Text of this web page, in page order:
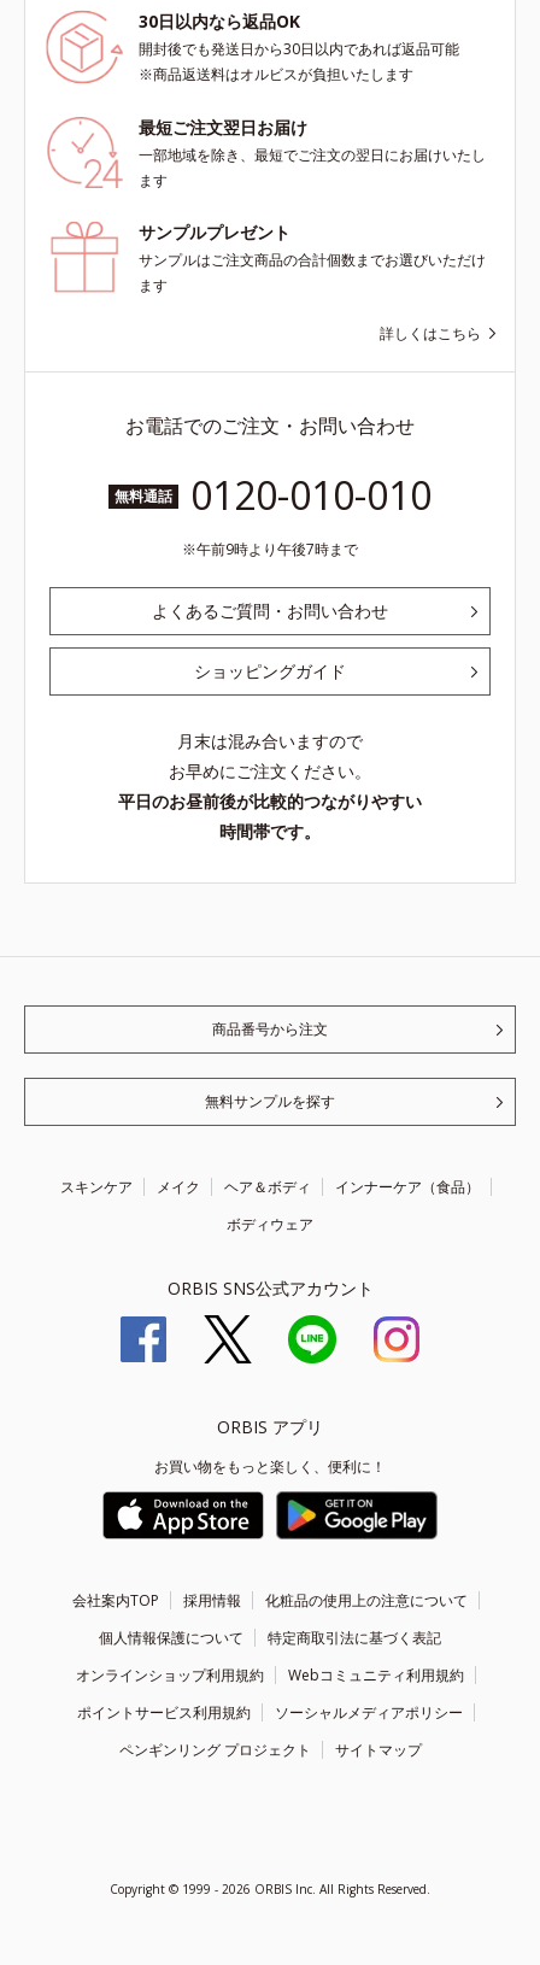
30日以内なら返品OK
開封後でも発送日から30日以内であれば返品可能
※商品返送料はオルビスが負担いたします
最短ご注文翌日お届け
一部地域を除き、最短でご注文の翌日にお届けいたし
ます
サンプルプレゼント
サンプルはご注文商品の合計個数までお選びいただけ
ます
詳しくはこちら
お電話でのご注文・お問い合わせ
無料通話 0120-010-010
午前9時より午後7時まで
よくあるご質問・お問い合わせ
ショッピングガイド
月末は混み合いますので
お早めにご注文ください。
平日のお昼前後が比較的つながりやすい
時間帯です。
商品番号から注文
無料サンプルを探す
スキンケア メイク ヘア＆ボディ
インナーケア（食品）
ボディウェア
ORBIS SNS公式アカウント
ORBIS アプリ
お買い物をもっと楽しく、便利に！
会社案内TOP 採用情報
化粧品の使用上の注意について
個人情報保護について
特定商取引法に基づく表記
オンラインショップ利用規約
Webコミュニティ利用規約
ポイントサービス利用規約
ソーシャルメディアポリシー
ペンギンリング プロジェクト
サイトマップ
Copyright © 1999 - 2026 ORBIS Inc. All Rights Reserved.